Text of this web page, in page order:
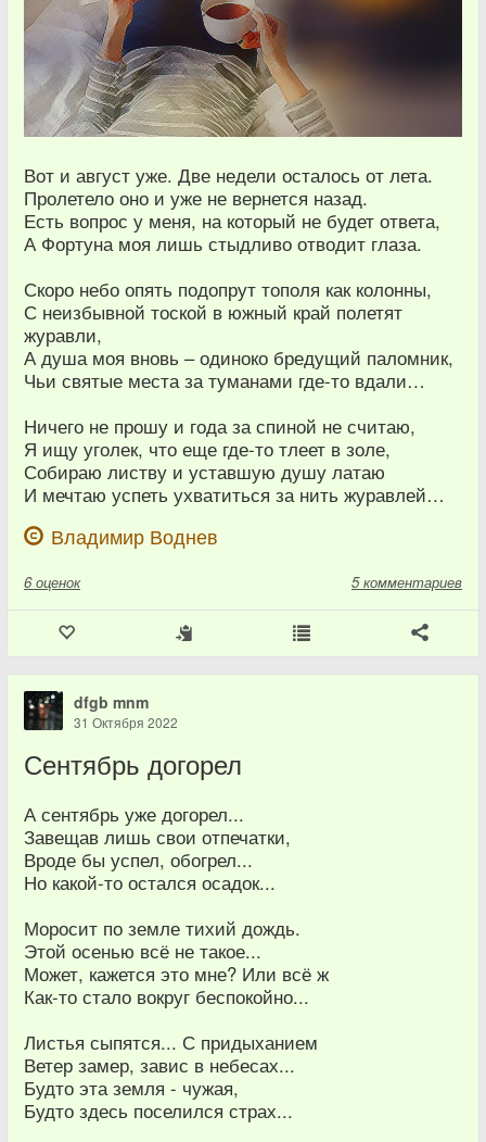
Вот и август уже. Две недели осталось от лета.
Пролетело оно и уже не вернется назад.
Есть вопрос у меня, на который не будет ответа,
А Фортуна моя лишь стыдливо отводит глаза.
Скоро небо опять подопрут тополя как колонны,
С неизбывной тоской в южный край полетят
журавли,
А душа моя вновь – одиноко бредущий паломник,
Чьи святые места за туманами где-то вдали…
Ничего не прошу и года за спиной не считаю,
Я ищу уголек, что еще где-то тлеет в золе,
Собираю листву и уставшую душу латаю
И мечтаю успеть ухватиться за нить журавлей…
Владимир Воднев
6 оценок 5 комментариев
dfgb mnm
31 Октября 2022
Сентябрь догорел
А сентябрь уже догорел...
Завещав лишь свои отпечатки,
Вроде бы успел, обогрел...
Но какой-то остался осадок...
Моросит по земле тихий дождь.
Этой осенью всё не такое...
Может, кажется это мне? Или всё ж
Как-то стало вокруг беспокойно...
Листья сыпятся... С придыханием
Ветер замер, завис в небесах...
Будто эта земля - чужая,
Будто здесь поселился страх...